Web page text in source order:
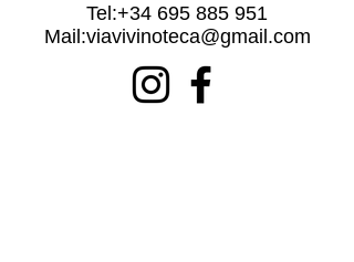
Tel:+34 695 885 951
Mail:viavivinoteca@gmail.com